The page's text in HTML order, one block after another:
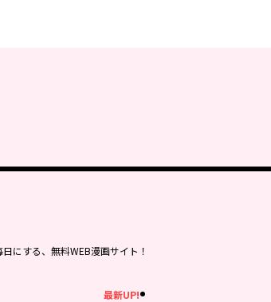
にする、無料WEB漫画サイト！
最新UP!